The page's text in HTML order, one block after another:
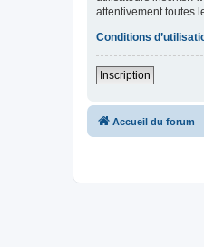
attentivement toutes
Conditions
Inscription
Accueil du forum